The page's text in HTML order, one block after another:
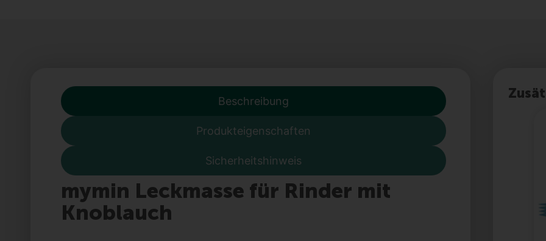
Beschreibung
Produkteigenschaften
Sicherheitshinweis
mymin Leckmasse für Rinder mit
Knoblauch